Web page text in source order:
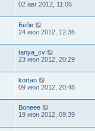
02 авг 2012, 11:06
Беби
24 июл 2012, 12:36
tanya_cv
23 июл 2012, 20:29
kortan
09 июл 2012, 20:48
Boneee
19 июн 2012, 09:39